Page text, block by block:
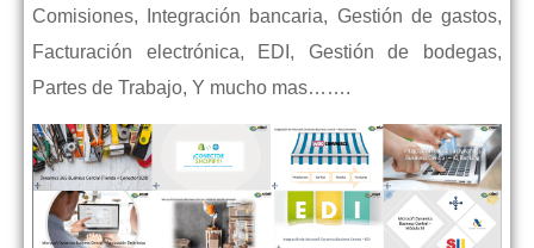
Comisiones, Integración bancaria, Gestión de gastos,
Facturación electrónica, EDI, Gestión de bodegas,
Partes de Trabajo, Y mucho mas…….